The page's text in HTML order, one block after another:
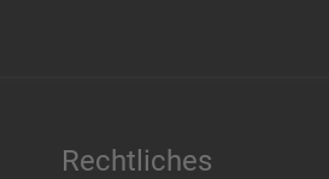
Rechtliches